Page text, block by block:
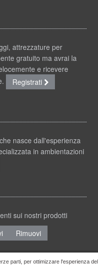
parti, per ottimizzare l'esperienza
attrezzature per
gratuito ma avrai la
e ricevere
Registrati
nasce dall'esperienza
in ambientazioni
sui nostri prodotti
Rimuovi